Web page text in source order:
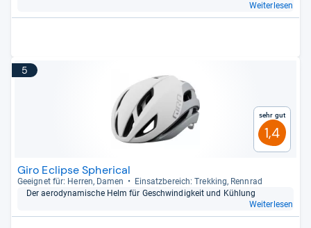
Weiterlesen
5
Sehr gut
1,4
Giro Eclipse Spherical
Geeig­net für: Her­ren, Damen
Ein­satz­be­reich: Trek­king, Renn­rad
Der aero­dy­na­mi­sche Helm für Geschwin­dig­keit und Küh­lung
Weiterlesen